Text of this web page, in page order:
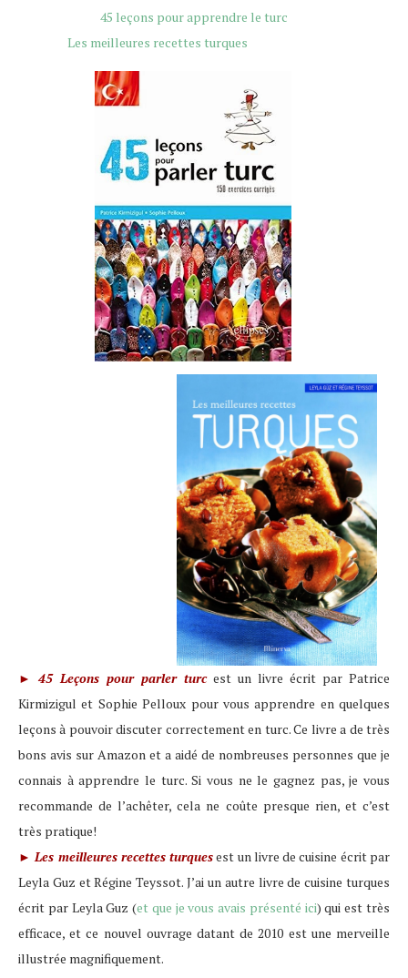
45 leçons pour apprendre le turc
Les meilleures recettes turques
► 45 Leçons pour parler turc est un livre écrit par Patrice
Kirmizigul et Sophie Pelloux pour vous apprendre en quelques
leçons à pouvoir discuter correctement en turc. Ce livre a de très
bons avis sur Amazon et a aidé de nombreuses personnes que je
connais à apprendre le turc. Si vous ne le gagnez pas, je vous
recommande de l’achêter, cela ne coûte presque rien, et c’est
très pratique!
► Les meilleures recettes turquesest un livre de cuisine écrit par
Leyla Guz et Régine Teyssot. J’ai un autre livre de cuisine turques
écrit par Leyla Guz (et que je vous avais présenté ici) qui est très
efficace, et ce nouvel ouvrage datant de 2010 est une merveille
illustrée magnifiquement.